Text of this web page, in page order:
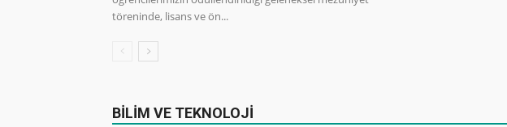
töreninde, lisans ve ön...
BİLİM VE TEKNOLOJİ